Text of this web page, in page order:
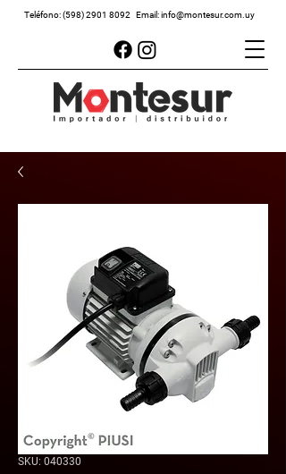
Teléfono:(598) 2901 8092 Email:info@montesur.com.uy
SKU: 040330